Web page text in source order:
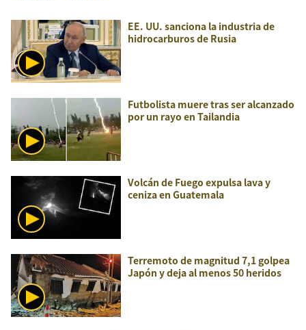
EE. UU. sanciona la industria de
hidrocarburos de Rusia
Futbolista muere tras ser alcanzado
por un rayo en Tailandia
Volcán de Fuego expulsa lava y
ceniza en Guatemala
Terremoto de magnitud 7,1 golpea
Japón y deja al menos 50 heridos